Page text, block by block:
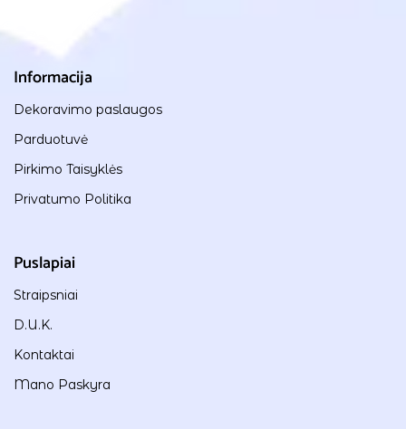
Informacija
Dekoravimo paslaugos
Parduotuvė
Pirkimo Taisyklės
Privatumo Politika
Puslapiai
Straipsniai
D.U.K.
Kontaktai
Mano Paskyra